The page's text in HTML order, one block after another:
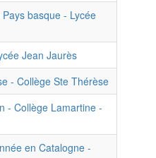
basque - Lycée
Jean Jaurès
- Collège Ste Thérèse
- Collège Lamartine -
en Catalogne -